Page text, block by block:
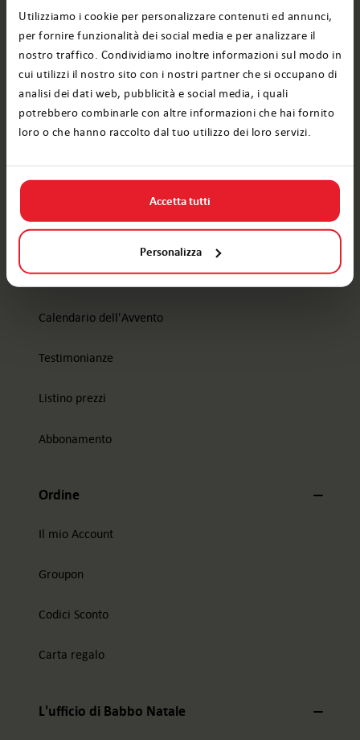
Utilizziamo i cookie per personalizzare contenuti ed annunci,
per fornire funzionalità dei social media e per analizzare il
nostro traffico. Condividiamo inoltre informazioni sul modo in
cui utilizzi il nostro sito con i nostri partner che si occupano di
analisi dei dati web, pubblicità e social media, i quali
potrebbero combinarle con altre informazioni che hai fornito
loro o che hanno raccolto dal tuo utilizzo dei loro servizi.
Accetta tutti
Personalizza
Il
tuo
indirizzo
e-
mail:
Aggiungi
Politica di Elfi sui dati personali
Lettera di Babbo Natale
Gratis
Calendario dell'Avvento
Testimonianze
Listino prezzi
Abbonamento
Ordine
Il mio Account
Groupon
Codici Sconto
Carta regalo
L'ufficio di Babbo Natale